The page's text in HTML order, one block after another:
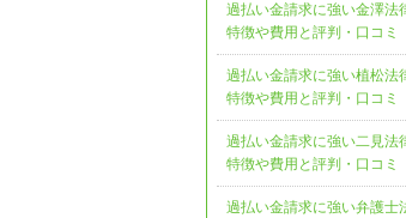
過払い金請求に強い金澤法
特徴や費用と評判・口コミ
過払い金請求に強い植松法
特徴や費用と評判・口コミ
過払い金請求に強い二見法
特徴や費用と評判・口コミ
過払い金請求に強い弁護士